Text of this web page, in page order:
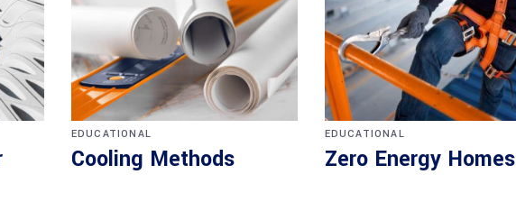
EDUCATIONAL
Cooling Methods
EDUCATIONAL
Zero Energy Homes